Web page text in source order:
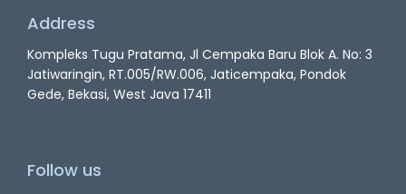
Address
Kompleks Tugu Pratama, Jl Cempaka Baru Blok A. No: 3
Jatiwaringin, RT.005/RW.006, Jaticempaka, Pondok
Gede, Bekasi, West Java 17411
Follow us